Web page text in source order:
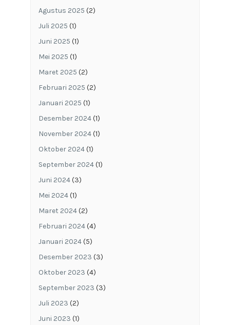
Agustus 2025 (2)
Juli 2025 (1)
Juni 2025 (1)
Mei 2025 (1)
Maret 2025 (2)
Februari 2025 (2)
Januari 2025 (1)
Desember 2024(1)
November 2024(1)
Oktober 2024(1)
September 2024(1)
Juni 2024(3)
Mei 2024(1)
Maret 2024(2)
Februari 2024(4)
Januari 2024(5)
Desember 2023 (3)
Oktober 2023 (4)
September 2023 (3)
Juli 2023 (2)
Juni 2023 (1)